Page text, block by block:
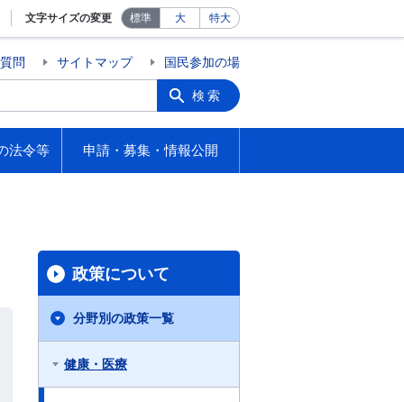
問 サイトマップ 国民参加の場
検索
文字サイズの変更 標準 大 特大
法令等 申請・募集・情報公開
政策について
分野別の政策一覧
健康・医療